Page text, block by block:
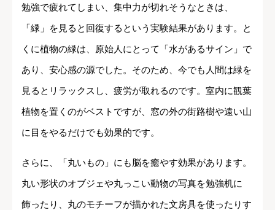
勉強で疲れてしまい、集中力が切れそうなときは、
「緑」を見ると回復するという実験結果があります。と
くに植物の緑は、原始人にとって「水があるサイン」で
あり、安心感の源でした。そのため、今でも人間は緑を
見るとリラックスし、疲労が取れるのです。室内に観葉
植物を置くのがベストですが、窓の外の街路樹や遠い山
に目をやるだけでも効果的です。
さらに、「丸いもの」にも脳を癒やす効果があります。
丸い形状のオブジェや丸っこい動物の写真を勉強机に
飾ったり、丸のモチーフが描かれた文房具を使ったりす